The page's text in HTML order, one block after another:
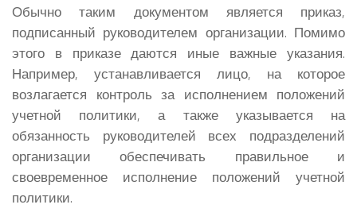
Обычно таким документом является приказ,
подписанный руководителем организации. Помимо
этого в приказе даются иные важные указания.
Например, устанавливается лицо, на которое
возлагается контроль за исполнением положений
учетной политики, а также указывается на
обязанность руководителей всех подразделений
организации обеспечивать правильное и
своевременное исполнение положений учетной
политики.